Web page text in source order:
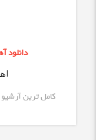
دانلود
کامل ترین